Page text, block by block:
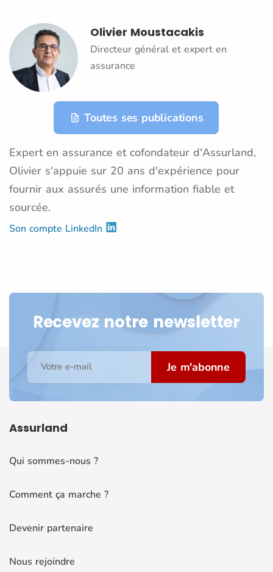
Olivier Moustacakis
Directeur général et expert en
assurance
Toutes ses publications
Expert en assurance et cofondateur d'Assurland,
Olivier s'appuie sur 20 ans d'expérience pour
fournir aux assurés une information fiable et
sourcée.
Son compte LinkedIn
Recevez notre newsletter
Votre e-mail Je m'abonne
Assurland
Qui sommes-nous ?
Comment ça marche ?
Devenir partenaire
Nous rejoindre